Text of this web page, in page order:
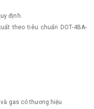
định.
theo tiêu chuẩn DOT-4BA-
gas có thương hiệu